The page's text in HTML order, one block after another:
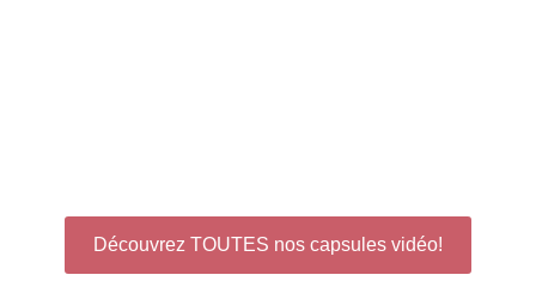
Découvrez TOUTES nos capsules vidéo!